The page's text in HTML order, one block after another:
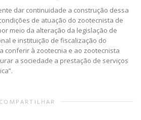
dar continuidade a construção dessa
de atuação do zootecnista de
meio da alteração da legislação de
e instituição de fiscalização do
conferir à zootecnia e ao zootecnista
a sociedade a prestação de serviços
COMPARTILHAR